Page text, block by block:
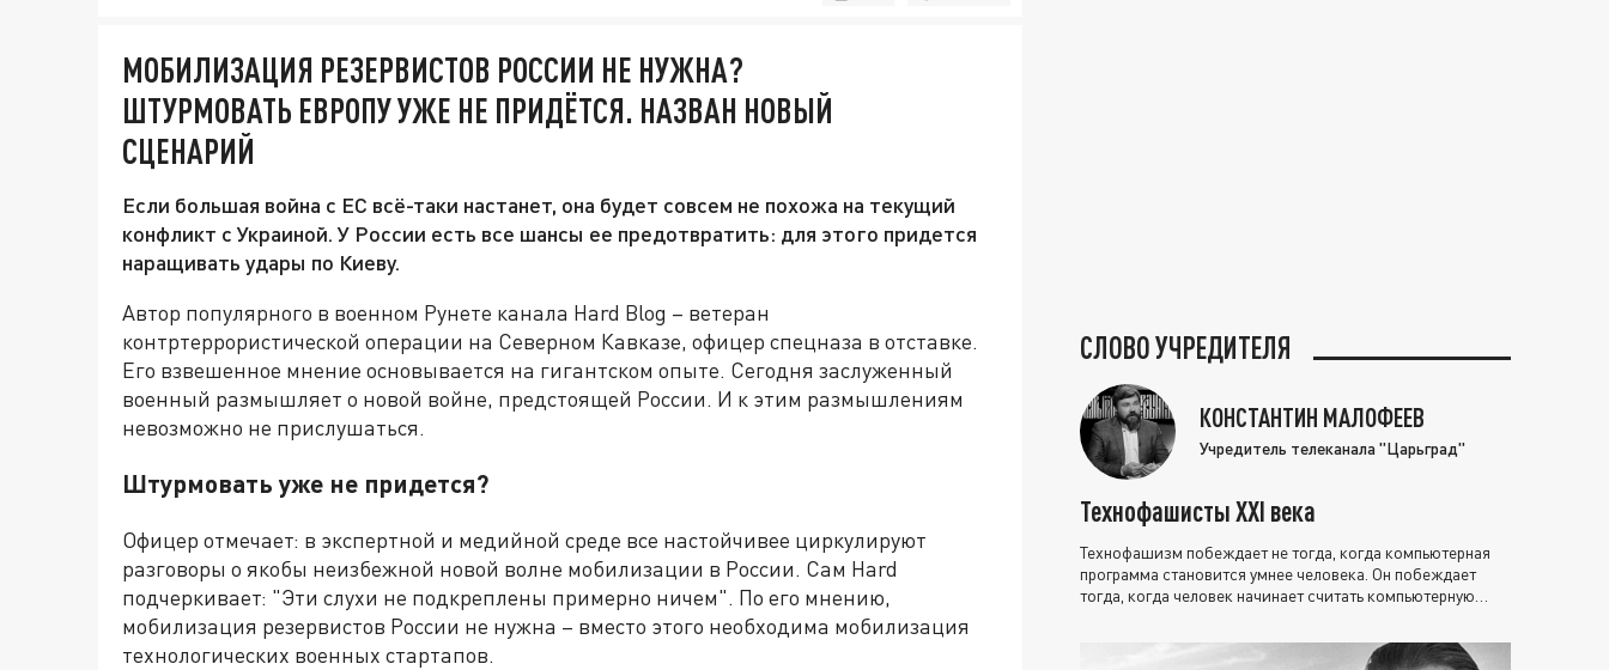
МОБИЛИЗАЦИЯ РЕЗЕРВИСТОВ РОССИИ НЕ НУЖНА?
ШТУРМОВАТЬ ЕВРОПУ УЖЕ НЕ ПРИДЁТСЯ. НАЗВАН НОВЫЙ
СЦЕНАРИЙ
Если большая война с ЕС всё-таки настанет, она будет совсем не похожа на текущий
конфликт с Украиной. У России есть все шансы ее предотвратить: для этого придется
наращивать удары по Киеву.
Автор популярного в военном Рунете канала Hard Blog – ветеран
контртеррористической операции на Северном Кавказе, офицер спецназа в отставке.
Его взвешенное мнение основывается на гигантском опыте. Сегодня заслуженный
военный размышляет о новой войне, предстоящей России. И к этим размышлениям
невозможно не прислушаться.
Штурмовать уже не придется?
Офицер отмечает: в экспертной и медийной среде все настойчивее циркулируют
разговоры о якобы неизбежной новой волне мобилизации в России. Сам Hard
подчеркивает: "Эти слухи не подкреплены примерно ничем". По его мнению,
мобилизация резервистов России не нужна – вместо этого необходима мобилизация
технологических военных стартапов.
СЛОВО УЧРЕДИТЕЛЯ
КОНСТАНТИН МАЛОФЕЕВ
Учредитель телеканала "Царьград"
Технофашисты XXI века
Технофашизм побеждает не тогда, когда компьютерная
программа становится умнее человека. Он побеждает
тогда, когда человек начинает считать компьютерную